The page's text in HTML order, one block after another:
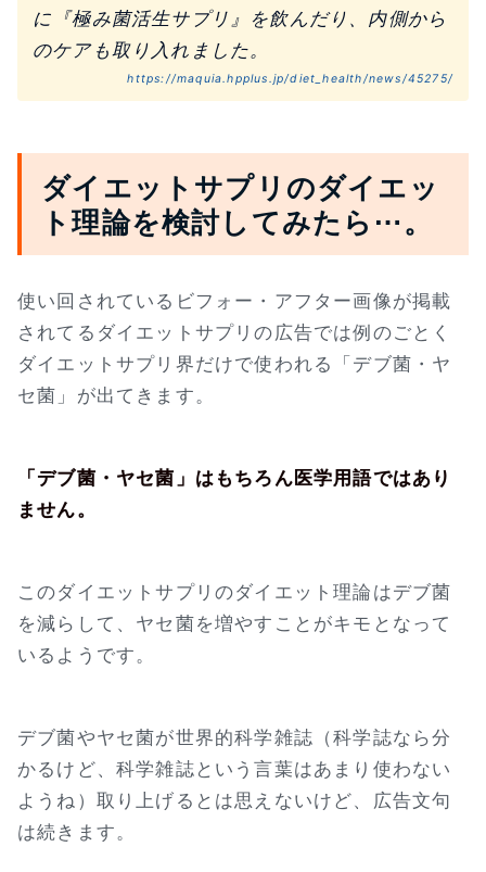
に『極み菌活生サプリ』を飲んだり、内側から
のケアも取り入れました。
https://maquia.hpplus.jp/diet_health/news/45275/
ダイエットサプリのダイエッ
ト理論を検討してみたら⋯。
使い回されているビフォー・アフター画像が掲載
されてるダイエットサプリの広告では例のごとく
ダイエットサプリ界だけで使われる「デブ菌・ヤ
セ菌」が出てきます。
「デブ菌・ヤセ菌」はもちろん医学用語ではあり
ません。
このダイエットサプリのダイエット理論はデブ菌
を減らして、ヤセ菌を増やすことがキモとなって
いるようです。
デブ菌やヤセ菌が世界的科学雑誌（科学誌なら分
かるけど、科学雑誌という言葉はあまり使わない
ようね）取り上げるとは思えないけど、広告文句
は続きます。